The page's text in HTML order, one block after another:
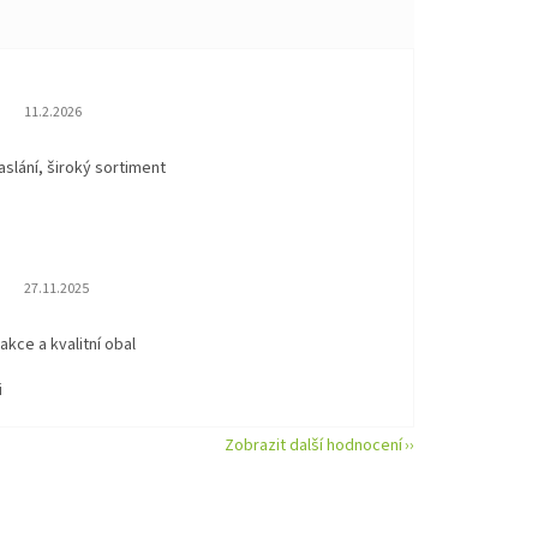
Hodnocení obchodu je 5 z 5 hvězdiček.
11.2.2026
široký sortiment
Hodnocení obchodu je 5 z 5 hvězdiček.
27.11.2025
a kvalitní obal
Zobrazit další hodnocení